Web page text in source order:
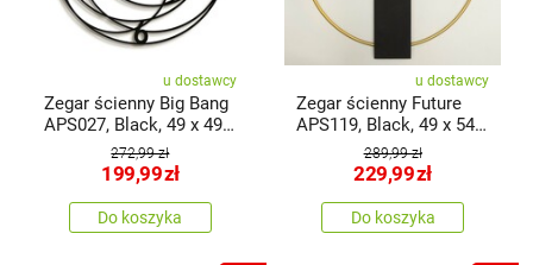
u dostawcy
Zegar ścienny Big Bang
APS027, Black, 49 x 49
272,99 zł
199,99zł
Do koszyka
u dostawcy
Zegar ścienny Future
APS119, Black, 49 x 54
289,99 zł
229,99zł
Do koszyka